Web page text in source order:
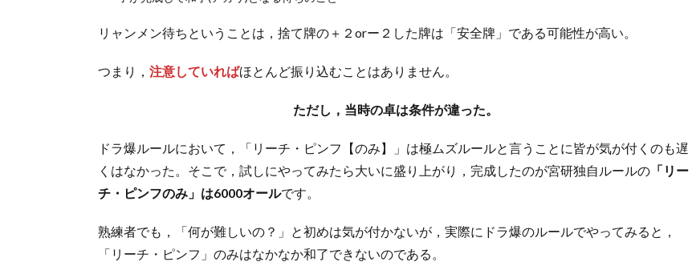
リャンメン待ちということは，捨て牌の＋２orー２した牌は「安全牌」である可能性が高い。
つまり， 注意していればほとんど振り込むことはありません。
ただし，当時の卓は条件が違った。
ドラ爆ルールにおいて，「リーチ・ピンフ【のみ】」は極ムズルールと言うことに皆が気が付くのも遅
くはなかった。そこで，試しにやってみたら大いに盛り上がり，完成したのが宮研独自ルールの 「リー
チ・ピンフのみ」は6000オールです。
熟練者でも，「何が難しいの？」と初めは気が付かないが，実際にドラ爆のルールでやってみると，
「リーチ・ピンフ」のみはなかなか和了できないのである。